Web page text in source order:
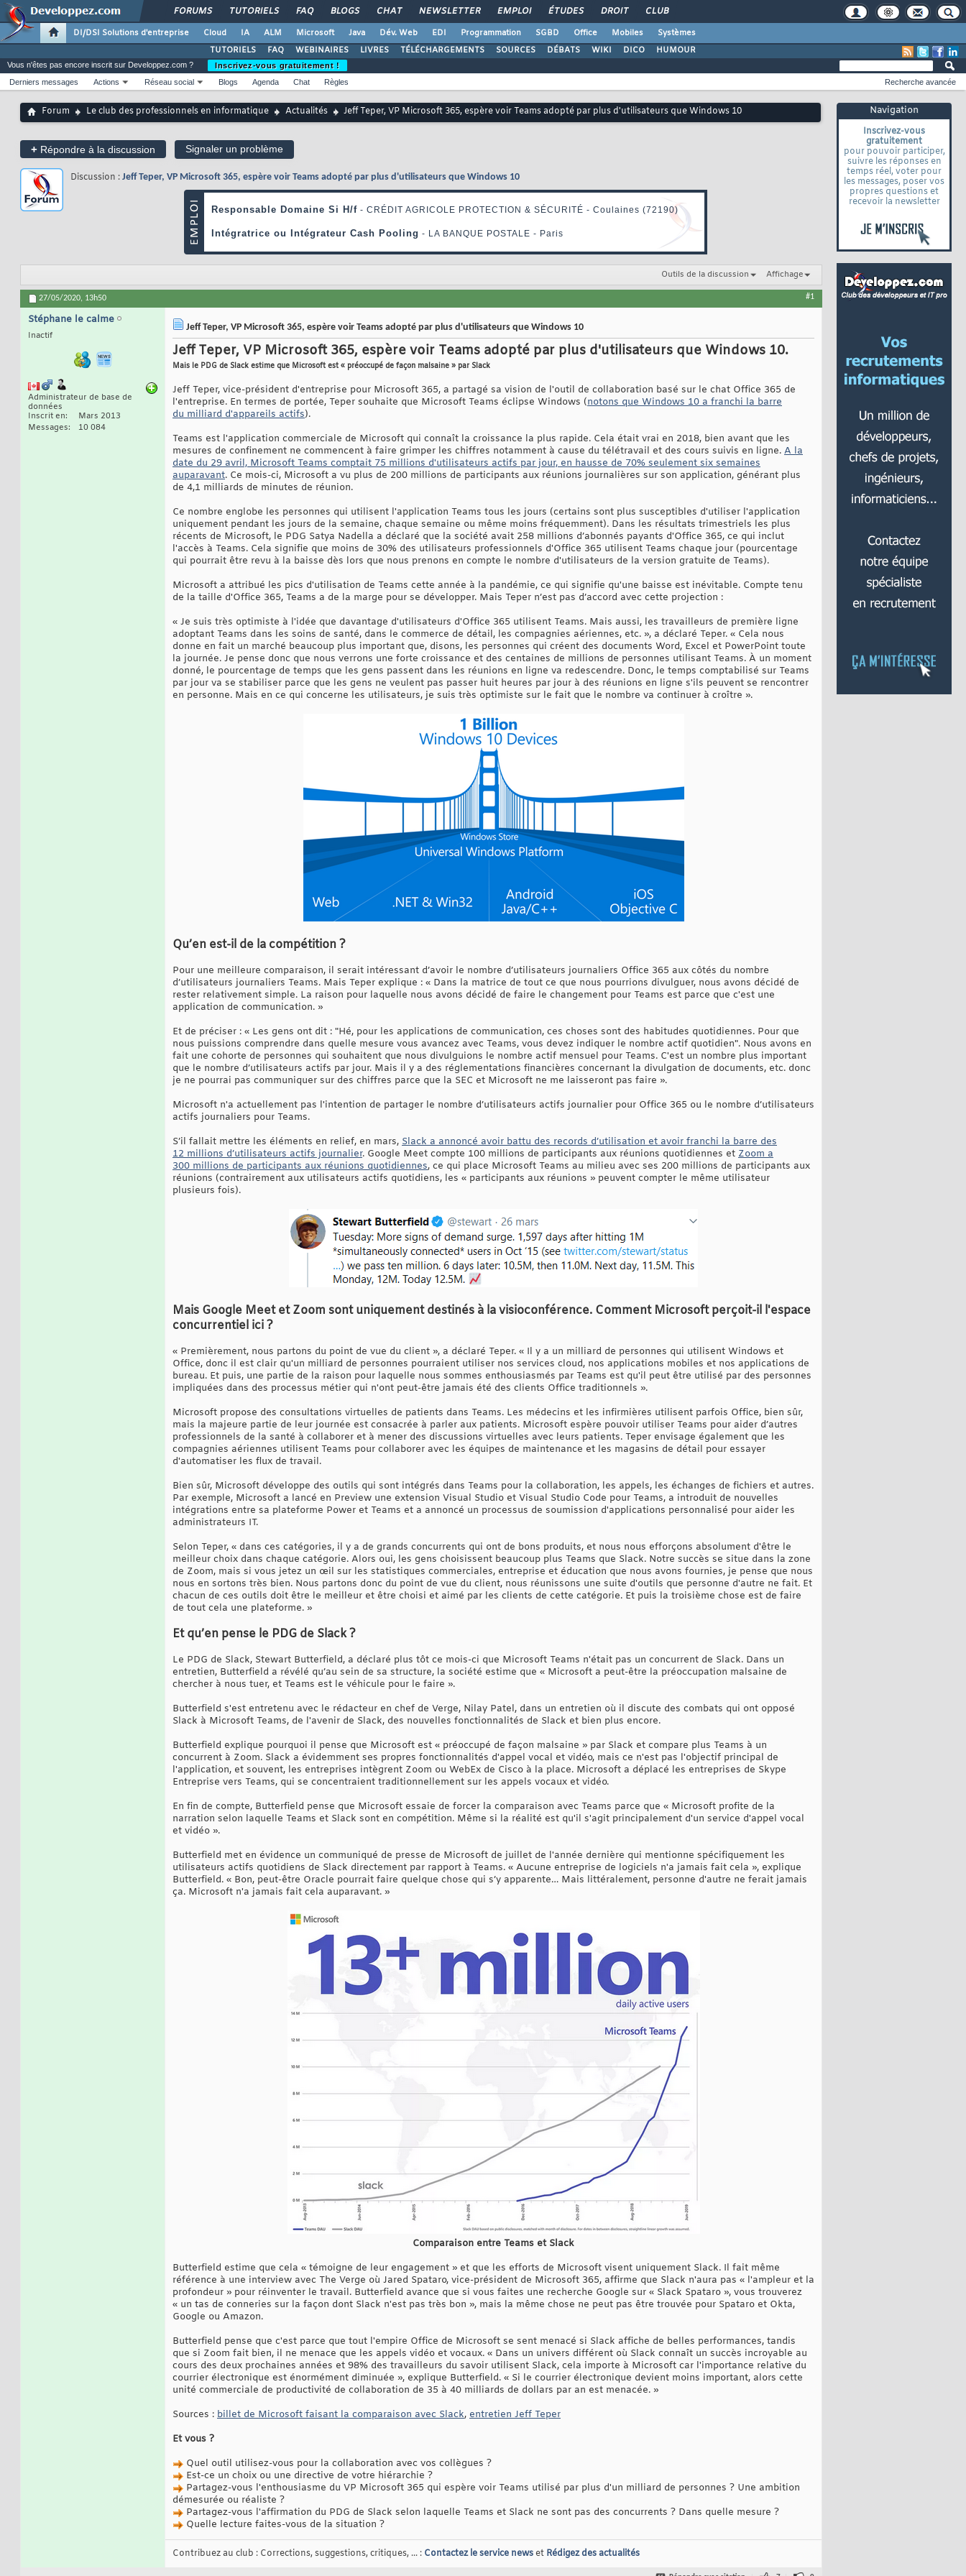
FORUMS TUTORIELS FAQ BLOGS CHAT NEWSLETTER EMPLOI ÉTUDES DROIT CLUB
DI/DSI Solutions d'entreprise Cloud IA ALM Microsoft Java Dév. Web EDI Programmation SGBD Office Mobiles
Systèmes
TUTORIELS
FAQ WEBINAIRES LIVRES TÉLÉCHARGEMENTS SOURCES DÉBATS WIKI DICO HUMOUR
Navigation
Inscrivez-vous
gratuitement
pour pouvoir participer,
suivre les réponses en
temps réel, voter pour
les messages, poser vos
propres questions et
recevoir la newsletter
Vous n'êtes pas encore inscrit sur Developpez.com ?
Inscrivez-vous gratuitement !
Derniers messages
Actions Réseau social Blogs Agenda Chat Règles Recherche avancée
Forum Le club des professionnels en informatique Actualités Jeff Teper, VP Microsoft 365, espère voir Teams adopté par plus d'utilisateurs que Windows 10
+ Répondre à la discussion Signaler un problème
Discussion : Jeff Teper, VP Microsoft 365, espère voir Teams adopté par plus d'utilisateurs que Windows 10
Outils de la discussion Affichage
27/05/2020, 13h50 #1
Stéphane le calme
Inactif
Administrateur de base de
données
Inscrit en
Mars 2013
Messages
10 084
Jeff Teper, VP Microsoft 365, espère voir Teams adopté par plus d'utilisateurs que Windows 10
Jeff Teper, VP Microsoft 365, espère voir Teams adopté par plus d'utilisateurs que Windows 10.
Mais le PDG de Slack estime que Microsoft est « préoccupé de façon malsaine » par Slack
Jeff Teper, vice-président d'entreprise pour Microsoft 365, a partagé sa vision de l'outil de collaboration basé sur le chat Office 365 de
l'entreprise. En termes de portée, Teper souhaite que Microsoft Teams éclipse Windows (notons que Windows 10 a franchi la barre
du milliard d'appareils actifs).
Teams est l'application commerciale de Microsoft qui connaît la croissance la plus rapide. Cela était vrai en 2018, bien avant que les
mesures de confinement ne commencent à faire grimper les chiffres notamment à cause du télétravail et des cours suivis en ligne. A la
date du 29 avril, Microsoft Teams comptait 75 millions d'utilisateurs actifs par jour, en hausse de 70% seulement six semaines
auparavant. Ce mois-ci, Microsoft a vu plus de 200 millions de participants aux réunions journalières sur son application, générant plus
de 4,1 milliards de minutes de réunion.
Ce nombre englobe les personnes qui utilisent l'application Teams tous les jours (certains sont plus susceptibles d'utiliser l'application
uniquement pendant les jours de la semaine, chaque semaine ou même moins fréquemment). Dans les résultats trimestriels les plus
récents de Microsoft, le PDG Satya Nadella a déclaré que la société avait 258 millions d’abonnés payants d'Office 365, ce qui inclut
l'accès à Teams. Cela signifie que moins de 30% des utilisateurs professionnels d'Office 365 utilisent Teams chaque jour (pourcentage
qui pourrait être revu à la baisse dès lors que nous prenons en compte le nombre d'utilisateurs de la version gratuite de Teams).
Microsoft a attribué les pics d'utilisation de Teams cette année à la pandémie, ce qui signifie qu'une baisse est inévitable. Compte tenu
de la taille d'Office 365, Teams a de la marge pour se développer. Mais Teper n’est pas d’accord avec cette projection :
« Je suis très optimiste à l'idée que davantage d'utilisateurs d'Office 365 utilisent Teams. Mais aussi, les travailleurs de première ligne
adoptant Teams dans les soins de santé, dans le commerce de détail, les compagnies aériennes, etc. », a déclaré Teper. « Cela nous
donne en fait un marché beaucoup plus important que, disons, les personnes qui créent des documents Word, Excel et PowerPoint toute
la journée. Je pense donc que nous verrons une forte croissance et des centaines de millions de personnes utilisant Teams. À un moment
donné, le pourcentage de temps que les gens passent dans les réunions en ligne va redescendre. Donc, le temps comptabilisé sur Teams
par jour va se stabiliser parce que les gens ne veulent pas passer huit heures par jour à des réunions en ligne s'ils peuvent se rencontrer
en personne. Mais en ce qui concerne les utilisateurs, je suis très optimiste sur le fait que le nombre va continuer à croître ».
Qu’en est-il de la compétition ?
Pour une meilleure comparaison, il serait intéressant d’avoir le nombre d’utilisateurs journaliers Office 365 aux côtés du nombre
d’utilisateurs journaliers Teams. Mais Teper explique : « Dans la matrice de tout ce que nous pourrions divulguer, nous avons décidé de
rester relativement simple. La raison pour laquelle nous avons décidé de faire le changement pour Teams est parce que c'est une
application de communication. »
Et de préciser : « Les gens ont dit : "Hé, pour les applications de communication, ces choses sont des habitudes quotidiennes. Pour que
nous puissions comprendre dans quelle mesure vous avancez avec Teams, vous devez indiquer le nombre actif quotidien". Nous avons en
fait une cohorte de personnes qui souhaitent que nous divulguions le nombre actif mensuel pour Teams. C'est un nombre plus important
que le nombre d’utilisateurs actifs par jour. Mais il y a des réglementations financières concernant la divulgation de documents, etc. donc
je ne pourrai pas communiquer sur des chiffres parce que la SEC et Microsoft ne me laisseront pas faire ».
Microsoft n'a actuellement pas l'intention de partager le nombre d’utilisateurs actifs journalier pour Office 365 ou le nombre d’utilisateurs
actifs journaliers pour Teams.
S’il fallait mettre les éléments en relief, en mars, Slack a annoncé avoir battu des records d’utilisation et avoir franchi la barre des
12 millions d’utilisateurs actifs journalier. Google Meet compte 100 millions de participants aux réunions quotidiennes et Zoom a
300 millions de participants aux réunions quotidiennes, ce qui place Microsoft Teams au milieu avec ses 200 millions de participants aux
réunions (contrairement aux utilisateurs actifs quotidiens, les « participants aux réunions » peuvent compter le même utilisateur
plusieurs fois).
Mais Google Meet et Zoom sont uniquement destinés à la visioconférence. Comment Microsoft perçoit-il l'espace
concurrentiel ici ?
« Premièrement, nous partons du point de vue du client », a déclaré Teper. « Il y a un milliard de personnes qui utilisent Windows et
Office, donc il est clair qu'un milliard de personnes pourraient utiliser nos services cloud, nos applications mobiles et nos applications de
bureau. Et puis, une partie de la raison pour laquelle nous sommes enthousiasmés par Teams est qu'il peut être utilisé par des personnes
impliquées dans des processus métier qui n'ont peut-être jamais été des clients Office traditionnels ».
Microsoft propose des consultations virtuelles de patients dans Teams. Les médecins et les infirmières utilisent parfois Office, bien sûr,
mais la majeure partie de leur journée est consacrée à parler aux patients. Microsoft espère pouvoir utiliser Teams pour aider d’autres
professionnels de la santé à collaborer et à mener des discussions virtuelles avec leurs patients. Teper envisage également que les
compagnies aériennes utilisent Teams pour collaborer avec les équipes de maintenance et les magasins de détail pour essayer
d'automatiser les flux de travail.
Bien sûr, Microsoft développe des outils qui sont intégrés dans Teams pour la collaboration, les appels, les échanges de fichiers et autres.
Par exemple, Microsoft a lancé en Preview une extension Visual Studio et Visual Studio Code pour Teams, a introduit de nouvelles
intégrations entre sa plateforme Power et Teams et a annoncé un processus de soumission d'applications personnalisé pour aider les
administrateurs IT.
Selon Teper, « dans ces catégories, il y a de grands concurrents qui ont de bons produits, et nous nous efforçons absolument d'être le
meilleur choix dans chaque catégorie. Alors oui, les gens choisissent beaucoup plus Teams que Slack. Notre succès se situe dans la zone
de Zoom, mais si vous jetez un œil sur les statistiques commerciales, entreprise et éducation que nous avons fournies, je pense que nous
nous en sortons très bien. Nous partons donc du point de vue du client, nous réunissons une suite d'outils que personne d'autre ne fait. Et
chacun de ces outils doit être le meilleur et être choisi et aimé par les clients de cette catégorie. Et puis la troisième chose est de faire
de tout cela une plateforme. »
Et qu’en pense le PDG de Slack ?
Le PDG de Slack, Stewart Butterfield, a déclaré plus tôt ce mois-ci que Microsoft Teams n'était pas un concurrent de Slack. Dans un
entretien, Butterfield a révélé qu’au sein de sa structure, la société estime que « Microsoft a peut-être la préoccupation malsaine de
chercher à nous tuer, et Teams est le véhicule pour le faire ».
Butterfield s'est entretenu avec le rédacteur en chef de Verge, Nilay Patel, dans un entretien où il discute des combats qui ont opposé
Slack à Microsoft Teams, de l'avenir de Slack, des nouvelles fonctionnalités de Slack et bien plus encore.
Butterfield explique pourquoi il pense que Microsoft est « préoccupé de façon malsaine » par Slack et compare plus Teams à un
concurrent à Zoom. Slack a évidemment ses propres fonctionnalités d'appel vocal et vidéo, mais ce n'est pas l'objectif principal de
l'application, et souvent, les entreprises intègrent Zoom ou WebEx de Cisco à la place. Microsoft a déplacé les entreprises de Skype
Entreprise vers Teams, qui se concentraient traditionnellement sur les appels vocaux et vidéo.
En fin de compte, Butterfield pense que Microsoft essaie de forcer la comparaison avec Teams parce que « Microsoft profite de la
narration selon laquelle Teams et Slack sont en compétition. Même si la réalité est qu'il s'agit principalement d'un service d'appel vocal
et vidéo ».
Butterfield met en évidence un communiqué de presse de Microsoft de juillet de l'année dernière qui mentionne spécifiquement les
utilisateurs actifs quotidiens de Slack directement par rapport à Teams. « Aucune entreprise de logiciels n'a jamais fait cela », explique
Butterfield. « Bon, peut-être Oracle pourrait faire quelque chose qui s’y apparente… Mais littéralement, personne d'autre ne ferait jamais
ça. Microsoft n'a jamais fait cela auparavant. »
Comparaison entre Teams et Slack
Butterfield estime que cela « témoigne de leur engagement » et que les efforts de Microsoft visent uniquement Slack. Il fait même
référence à une interview avec The Verge où Jared Spataro, vice-président de Microsoft 365, affirme que Slack n'aura pas « l'ampleur et la
profondeur » pour réinventer le travail. Butterfield avance que si vous faites une recherche Google sur « Slack Spataro », vous trouverez
« un tas de conneries sur la façon dont Slack n'est pas très bon », mais la même chose ne peut pas être trouvée pour Spataro et Okta,
Google ou Amazon.
Butterfield pense que c'est parce que tout l'empire Office de Microsoft se sent menacé si Slack affiche de belles performances, tandis
que si Zoom fait bien, il ne menace que les appels vidéo et vocaux. « Dans un univers différent où Slack connaît un succès incroyable au
cours des deux prochaines années et 98% des travailleurs du savoir utilisent Slack, cela importe à Microsoft car l'importance relative du
courrier électronique est énormément diminuée », explique Butterfield. « Si le courrier électronique devient moins important, alors cette
unité commerciale de productivité de collaboration de 35 à 40 milliards de dollars par an est menacée. »
Sources : billet de Microsoft faisant la comparaison avec Slack, entretien Jeff Teper
Et vous ?
Quel outil utilisez-vous pour la collaboration avec vos collègues ?
Est-ce un choix ou une directive de votre hiérarchie ?
Partagez-vous l'enthousiasme du VP Microsoft 365 qui espère voir Teams utilisé par plus d'un milliard de personnes ? Une ambition
démesurée ou réaliste ?
Partagez-vous l'affirmation du PDG de Slack selon laquelle Teams et Slack ne sont pas des concurrents ? Dans quelle mesure ?
Quelle lecture faites-vous de la situation ?
Contribuez au club : Corrections, suggestions, critiques, ... : Contactez le service newset Rédigez des actualités